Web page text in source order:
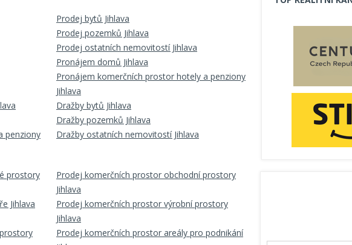
Prodej bytů Jihlava
Prodej pozemků Jihlava
Prodej ostatních nemovitostí Jihlava
Pronájem domů Jihlava
Pronájem komerčních prostor hotely a penziony
Jihlava
Dražby bytů Jihlava
Dražby pozemků Jihlava
penziony
Dražby ostatních nemovitostí Jihlava
prostory
Prodej komerčních prostor obchodní prostory
Jihlava
Jihlava
Prodej komerčních prostor výrobní prostory
Jihlava
Prodej komerčních prostor areály pro podnikání